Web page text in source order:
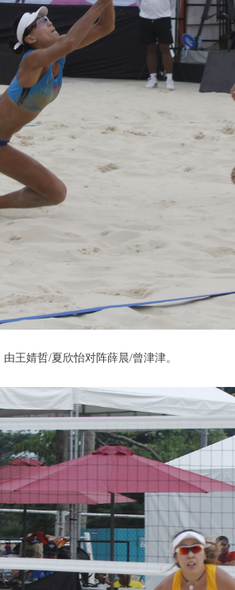
婧哲/夏欣怡对阵薛晨/曾津津。